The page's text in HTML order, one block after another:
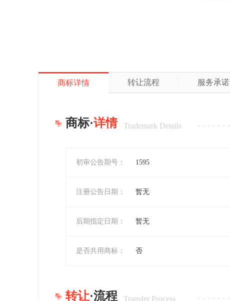
商标详情 转让流程 服务承诺
商标·详情 Trademark Details
初审公告期号： 1595
注册公告日期： 暂无
后期指定日期： 暂无
是否共用商标： 否
转让·流程 Transfer Process